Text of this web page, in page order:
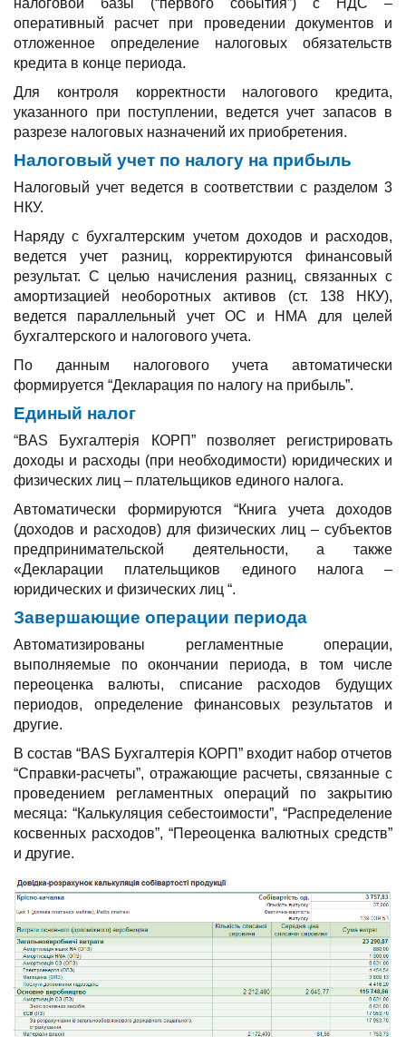
налоговой базы (“первого события”) с НДС –
оперативный расчет при проведении документов и
отложенное определение налоговых обязательств
кредита в конце периода.
Для контроля корректности налогового кредита,
указанного при поступлении, ведется учет запасов в
разрезе налоговых назначений их приобретения.
Налоговый учет по налогу на прибыль
Налоговый учет ведется в соответствии с разделом 3
НКУ.
Наряду с бухгалтерским учетом доходов и расходов,
ведется учет разниц, корректируются финансовый
результат. С целью начисления разниц, связанных с
амортизацией необоротных активов (ст. 138 НКУ),
ведется параллельный учет ОС и НМА для целей
бухгалтерского и налогового учета.
По данным налогового учета автоматически
формируется “Декларация по налогу на прибыль”.
Единый налог
“BAS Бухгалтерія КОРП” позволяет регистрировать
доходы и расходы (при необходимости) юридических и
физических лиц – плательщиков единого налога.
Автоматически формируются “Книга учета доходов
(доходов и расходов) для физических лиц – субъектов
предпринимательской деятельности, а также
«Декларации плательщиков единого налога –
юридических и физических лиц “.
Завершающие операции периода
Автоматизированы регламентные операции,
выполняемые по окончании периода, в том числе
переоценка валюты, списание расходов будущих
периодов, определение финансовых результатов и
другие.
В состав “BAS Бухгалтерія КОРП” входит набор отчетов
“Справки-расчеты”, отражающие расчеты, связанные с
проведением регламентных операций по закрытию
месяца: “Калькуляция себестоимости”, “Распределение
косвенных расходов”, “Переоценка валютных средств”
и другие.